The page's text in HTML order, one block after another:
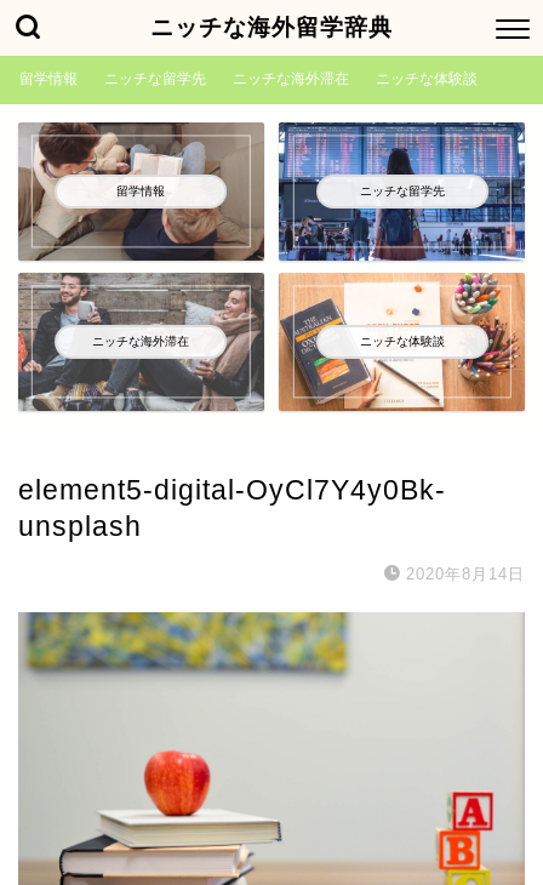
ニッチな海外留学辞典
留学情報 ニッチな留学先 ニッチな海外滞在 ニッチな体験談
留学情報 ニッチな留学先
ニッチな海外滞在 ニッチな体験談
element5-digital-OyCl7Y4y0Bk-
unsplash
2020年8月14日